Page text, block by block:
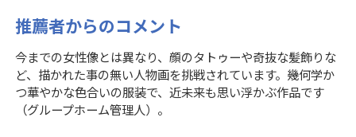
推薦者からのコメント
今までの女性像とは異なり、顔のタトゥーや奇抜な髪飾りな
ど、描かれた事の無い人物画を挑戦されています。幾何学か
つ華やかな色合いの服装で、近未来も思い浮かぶ作品です
（グループホーム管理人）。